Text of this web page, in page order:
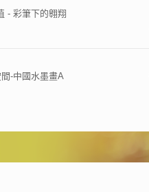
- 彩筆下的翱翔
-中國水墨畫A